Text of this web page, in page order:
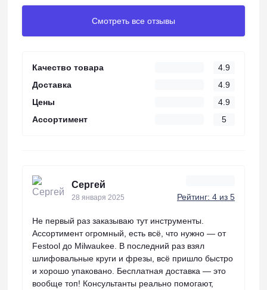
Смотреть все отзывы
Качество товара
4.9
Доставка
4.9
Цены
4.9
Ассортимент
5
Сергей
28 января 2025 Рейтинг: 4 из 5
Не первый раз заказываю тут инструменты.
Ассортимент огромный, есть всё, что нужно — от
Festool до Milwaukee. В последний раз взял
шлифовальные круги и фрезы, всё пришло быстро
и хорошо упаковано. Бесплатная доставка — это
вообще топ! Консультанты реально помогают,